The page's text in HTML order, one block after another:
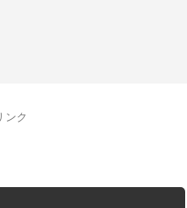
ンク